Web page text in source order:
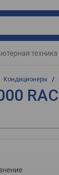
техника
Кондиционеры /